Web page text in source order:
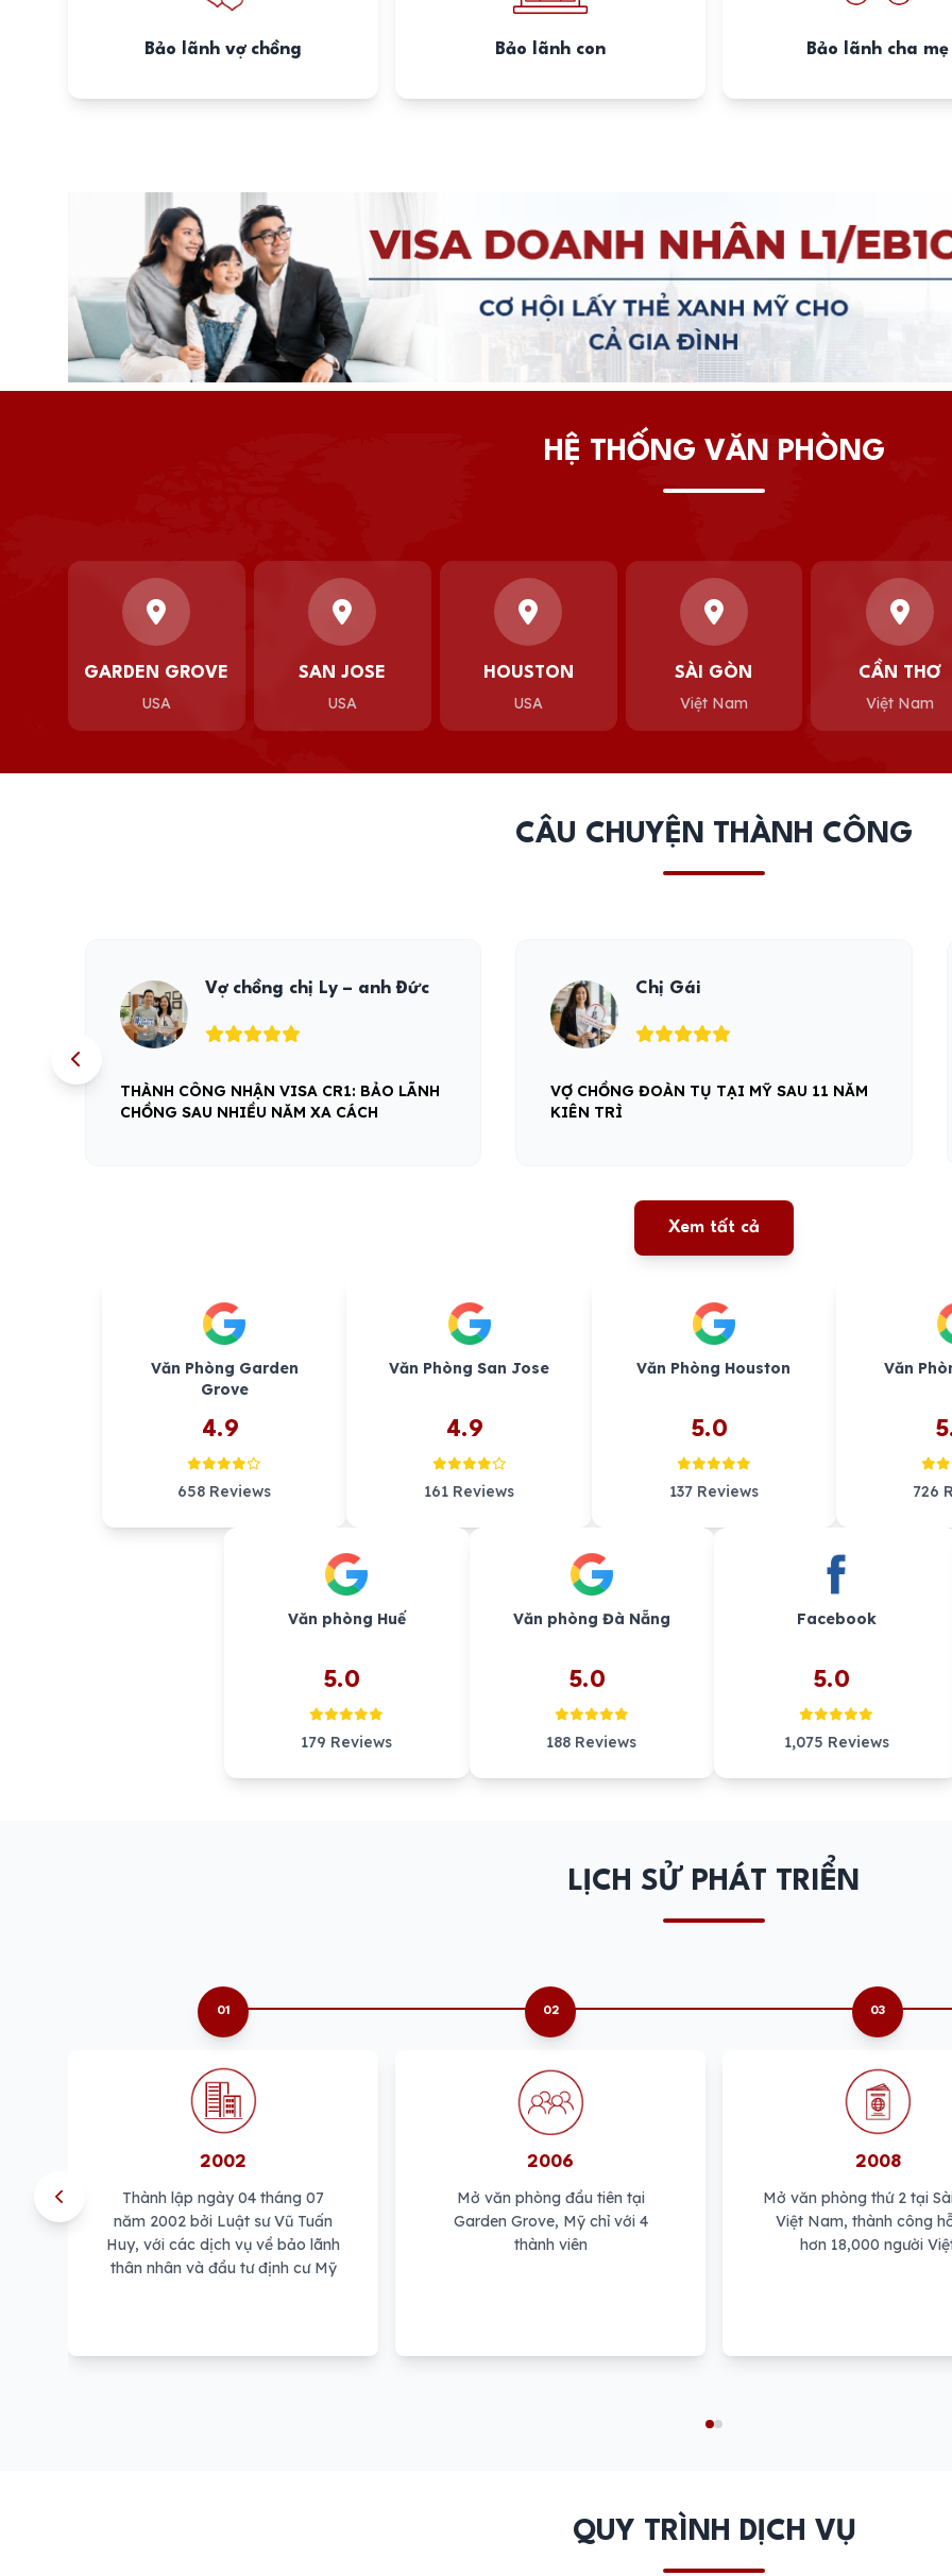
Bảo lãnh vợ chồng Bảo lãnh con Bảo lãnh cha mẹ
HỆ THỐNG VĂN PHÒNG
GARDEN GROVE
USA
SAN JOSE
USA
HOUSTON
USA
SÀI GÒN
Việt Nam
CẦN THƠ
Việt Nam
CÂU CHUYỆN THÀNH CÔNG
Chú Cường
NIỀM VUI NHẬN VISA MỸ NGÀY ĐẦU NĂM
Câu chuyện đi Mỹ anh Giao
HỒ SƠ KHÓ ĐÃ CÓ FIRST CONSULTING
GROUP ĐỒNG HÀNH CÙNG QUÝ KHÁCH
Xem tất cả
Văn Phòng Garden
Grove
4.9
658 Reviews
Văn Phòng San Jose
4.9
161 Reviews
Văn Phòng Houston
5.0
137 Reviews
Văn
726
Văn phòng Huế
5.0
179 Reviews
Văn phòng Đà Nẵng
5.0
188 Reviews
Facebook
5.0
1,075 Reviews
LỊCH SỬ PHÁT TRIỂN
01
2002
Thành lập ngày 04 tháng 07
năm 2002 bởi Luật sư Vũ Tuấn
Huy, với các dịch vụ về bảo lãnh
thân nhân và đầu tư định cư Mỹ
02
2006
Mở văn phòng đầu tiên tại
Garden Grove, Mỹ chỉ với 4
thành viên
03
2008
Mở văn phòng thứ 2 tại
Việt Nam, thành công
hơn 18,000 người
QUY TRÌNH DỊCH VỤ